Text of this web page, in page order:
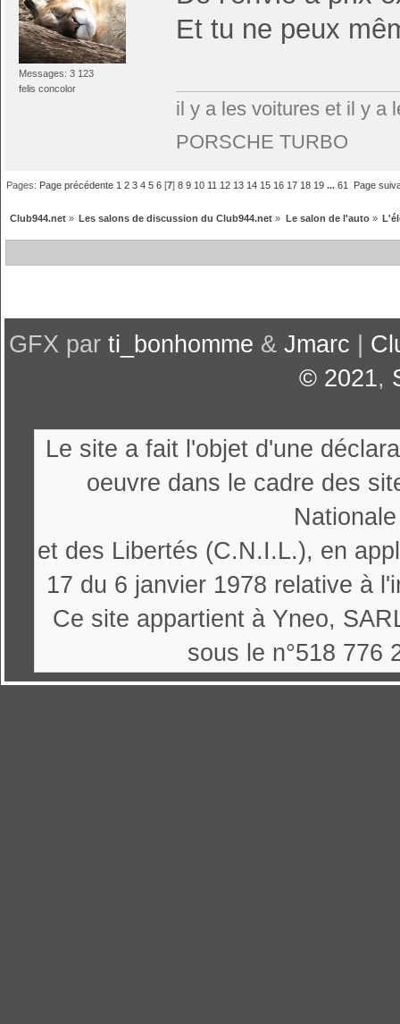
Messages: 3 123
felis concolor
Et tu ne peux
il y a les voitures et il y a
PORSCHE TURBO
Pages: Page précédente 1 2 3 4 5 6 [7]8 9 10 11 12 13 14 15 16 17 18 19 ...61 Page
Club944.net» Les salons de discussion du Club944.net » Le salon de l'auto»
GFX par ti_bonhomme & Jmarc
© 2021,
Le site a fait l'objet d'une
oeuvre dans le cadre des
et des Libertés (C.N.I.L.), en
17 du 6 janvier 1978 relative à
Ce site appartient à Yneo,
sous le n°518 776